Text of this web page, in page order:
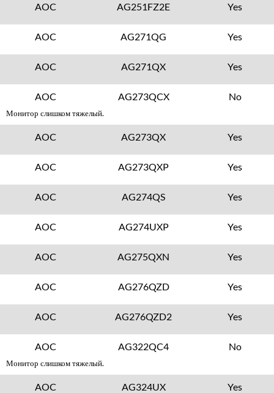
AOC AG251FZ2E Yes
AOC AG271QG Yes
AOC AG271QX Yes
AOC AG273QCX No
Монитор слишком тяжелый.
AOC AG273QX Yes
AOC AG273QXP Yes
AOC AG274QS Yes
AOC AG274UXP Yes
AOC AG275QXN Yes
AOC AG276QZD Yes
AOC AG276QZD2 Yes
AOC AG322QC4 No
Монитор слишком тяжелый.
AOC AG324UX Yes